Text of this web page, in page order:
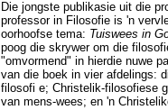
Die jongste publikasie uit die
professor in Filosofie is 'n
oorhoofse tema: Tuiswees in
poog die skrywer om die
"omvormend" in hierdie nuwe
van die boek in vier afdelings:
filosofi e; Christelik-filosofiese
van mens-wees; en 'n